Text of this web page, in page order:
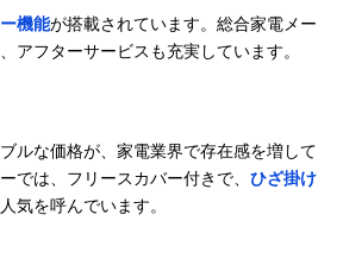
機能が搭載されています。総合家電メー
アフターサービスも充実しています。
ルな価格が、家電業界で存在感を増して
では、フリースカバー付きで、 ひざ掛け
気を呼んでいます。